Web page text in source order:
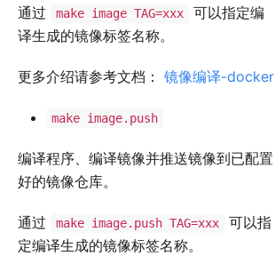
通过 make image TAG=xxx
可以指定编
译生成的镜像标签名称。
更多介绍请参考文档： 镜像编译-docker
make image.push
编译程序、编译镜像并推送镜像到已配置
好的镜像仓库。
通过 make image.push TAG=xxx
可以指
定编译生成的镜像标签名称。